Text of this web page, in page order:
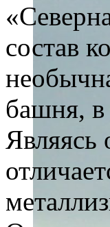
состав
башня,